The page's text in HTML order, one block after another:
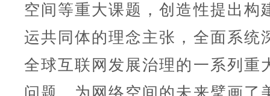
空间等重大课题，创造性提出构
运共同体的理念主张，全面系统
全球互联网发展治理的一系列重
问题，为网络空间的未来擘画了